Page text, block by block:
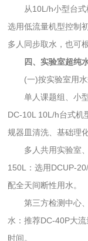
从10L/h小型台式
选用低流量机型控制
多人同步取水，也可
四、实验室超纯
(一)按实验室用水
单人课题组、小型
DC-10L 10L/h台式机
规器皿清洗、基础理
多人共用实验室、
150L：选用DCUP-
配全天间断性用水。
第三方检测中心、
水：推荐DC-40P大
时间。